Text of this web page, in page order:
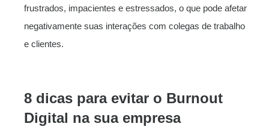
frustrados, impacientes e estressados, o que pode afetar
negativamente suas interações com colegas de trabalho
e clientes.
8 dicas para evitar o Burnout
Digital na sua empresa